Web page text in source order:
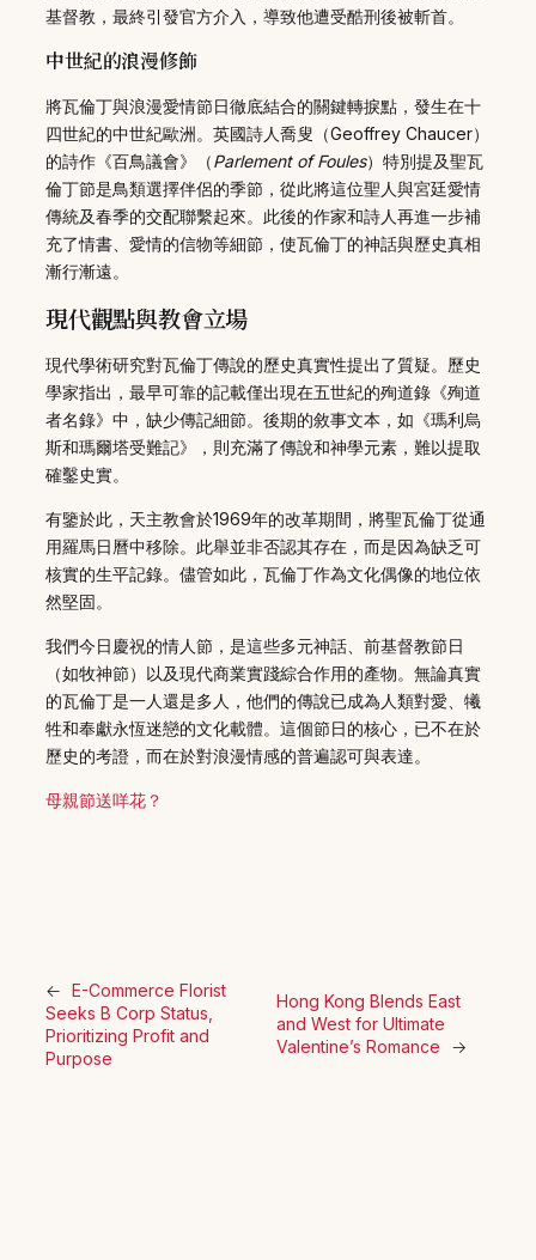
基督教，最終引發官方介入，導致他遭受酷刑後被斬首。
中世紀的浪漫修飾
將瓦倫丁與浪漫愛情節日徹底結合的關鍵轉捩點，發生在十
四世紀的中世紀歐洲。英國詩人喬叟（Geoffrey Chaucer）
的詩作《百鳥議會》（Parlement of Foules）特別提及聖瓦
倫丁節是鳥類選擇伴侶的季節，從此將這位聖人與宮廷愛情
傳統及春季的交配聯繫起來。此後的作家和詩人再進一步補
充了情書、愛情的信物等細節，使瓦倫丁的神話與歷史真相
漸行漸遠。
現代觀點與教會立場
現代學術研究對瓦倫丁傳說的歷史真實性提出了質疑。歷史
學家指出，最早可靠的記載僅出現在五世紀的殉道錄《殉道
者名錄》中，缺少傳記細節。後期的敘事文本，如《瑪利烏
斯和瑪爾塔受難記》，則充滿了傳說和神學元素，難以提取
確鑿史實。
有鑒於此，天主教會於1969年的改革期間，將聖瓦倫丁從通
用羅馬日曆中移除。此舉並非否認其存在，而是因為缺乏可
核實的生平記錄。儘管如此，瓦倫丁作為文化偶像的地位依
然堅固。
我們今日慶祝的情人節，是這些多元神話、前基督教節日
（如牧神節）以及現代商業實踐綜合作用的產物。無論真實
的瓦倫丁是一人還是多人，他們的傳說已成為人類對愛、犧
牲和奉獻永恆迷戀的文化載體。這個節日的核心，已不在於
歷史的考證，而在於對浪漫情感的普遍認可與表達。
母親節送咩花？
← E-Commerce Florist
Seeks B Corp Status,
Prioritizing Profit and
Purpose
Hong Kong Blends East
and West for Ultimate
Valentine’s Romance
→